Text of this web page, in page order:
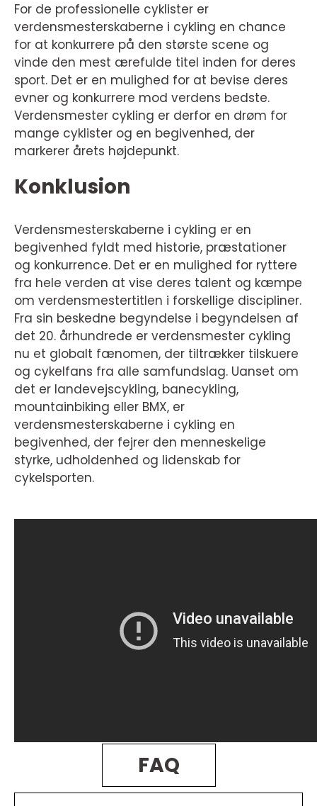
For de professionelle cyklister er
verdensmesterskaberne i cykling en chance
for at konkurrere på den største scene og
vinde den mest ærefulde titel inden for deres
sport. Det er en mulighed for at bevise deres
evner og konkurrere mod verdens bedste.
Verdensmester cykling er derfor en drøm for
mange cyklister og en begivenhed, der
markerer årets højdepunkt.
Konklusion
Verdensmesterskaberne i cykling er en
begivenhed fyldt med historie, præstationer
og konkurrence. Det er en mulighed for ryttere
fra hele verden at vise deres talent og kæmpe
om verdensmestertitlen i forskellige discipliner.
Fra sin beskedne begyndelse i begyndelsen af
det 20. århundrede er verdensmester cykling
nu et globalt fænomen, der tiltrækker tilskuere
og cykelfans fra alle samfundslag. Uanset om
det er landevejscykling, banecykling,
mountainbiking eller BMX, er
verdensmesterskaberne i cykling en
begivenhed, der fejrer den menneskelige
styrke, udholdenhed og lidenskab for
cykelsporten.
FAQ